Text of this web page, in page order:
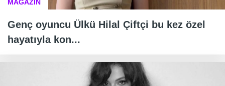
MAGAZİN
Genç oyuncu Ülkü Hilal Çiftçi bu kez özel
hayatıyla kon...